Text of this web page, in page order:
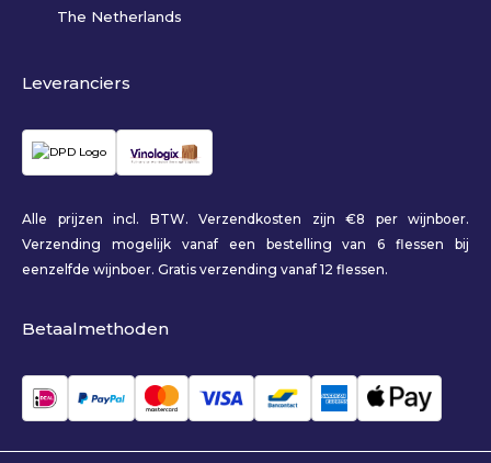
The Netherlands
Leveranciers
Alle prijzen incl. BTW. Verzendkosten zijn €8 per wijnboer.
Verzending mogelijk vanaf een bestelling van 6 flessen bij
eenzelfde wijnboer. Gratis verzending vanaf 12 flessen.
Betaalmethoden